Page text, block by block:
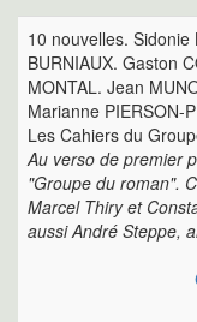
10 nouvelles. Sidonie
BURNIAUX. Gaston
MONTAL. Jean
Marianne PIERSON-
Les Cahiers du
Au verso de premier
"Groupe du roman".
Marcel Thiry et
aussi André Steppe,